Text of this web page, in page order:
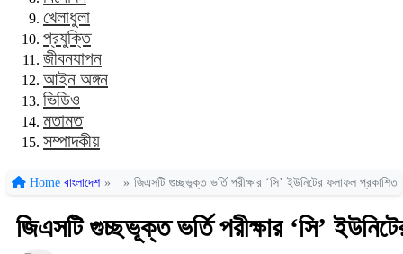
খেলাধুলা
প্রযুক্তি
জীবনযাপন
আইন অঙ্গন
ভিডিও
মতামত
সম্পাদকীয়
Home বাংলাদেশ » » জিএসটি গুচ্ছভূক্ত ভর্তি পরীক্ষার ‘সি’ ইউনিটের ফলাফল প্রকাশিত
জিএসটি গুচ্ছভূক্ত ভর্তি পরীক্ষার ‘সি’